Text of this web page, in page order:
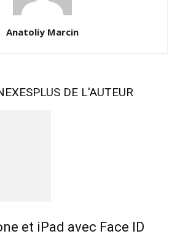
Anatoliy Marcin
PLUS DE L'AUTEUR
et iPad avec Face ID